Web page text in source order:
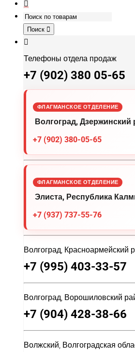
Поиск
Телефоны отдела продаж
+7 (902) 380 05-65
ФЛАГМАНСКОЕ ОТДЕЛЕНИЕ
Волгоград, Дзержинский
+7 (902) 380-05-65
ФЛАГМАНСКОЕ ОТДЕЛЕНИЕ
Элиста, Республика
+7 (937) 737-55-76
Волгоград, Красноармейский
+7 (995) 403-33-57
Волгоград, Ворошиловский
+7 (904) 428-38-66
Волжский, Волгоградская